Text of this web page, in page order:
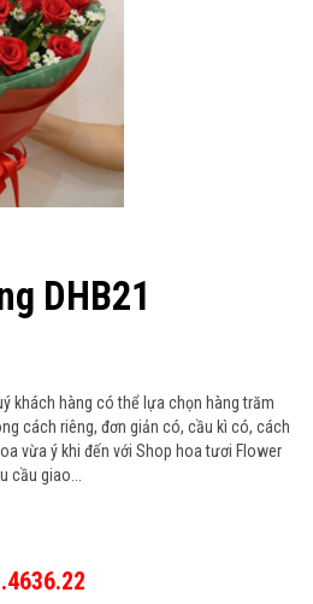
DHB21
khách hàng có thể lựa chọn hàng trăm
cách riêng, đơn giản có, cầu kì có, cách
vừa ý khi đến với Shop hoa tươi Flower
cầu giao...